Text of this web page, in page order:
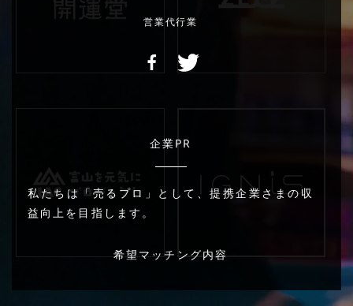
営業代行業
企業PR
私たちは「売るプロ」として、提携企業さまの収
益向上を目指します。
希望マッチング内容